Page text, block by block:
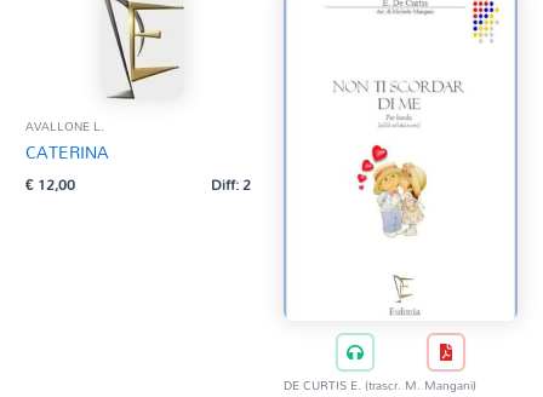
AVALLONE L.
CATERINA
€12,00 Diff: 2
DE CURTIS E. (trascr. M. Mangani)